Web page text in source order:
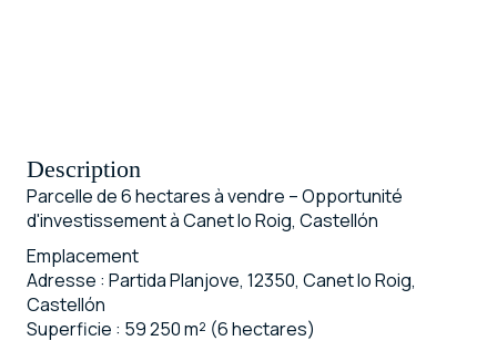
Description
Parcelle de 6 hectares à vendre – Opportunité
d'investissement à Canet lo Roig, Castellón
Emplacement
Adresse : Partida Planjove, 12350, Canet lo Roig,
Castellón
Superficie : 59 250 m² (6 hectares)